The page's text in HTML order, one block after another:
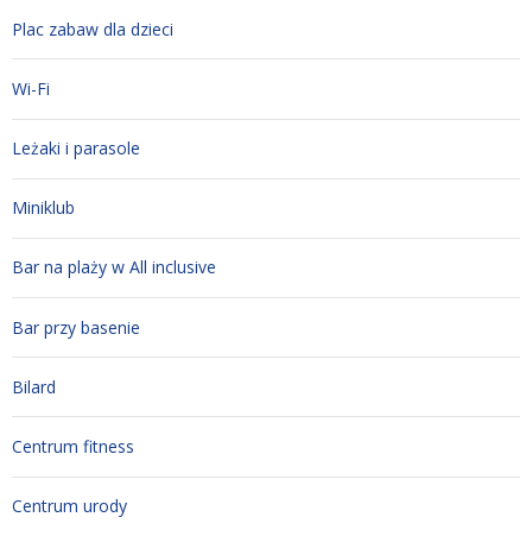
Plac zabaw dla dzieci
Wi-Fi
Leżaki i parasole
Miniklub
Bar na plaży w All inclusive
Bar przy basenie
Bilard
Centrum fitness
Centrum urody